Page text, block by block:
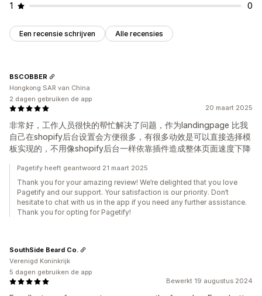
1
0
Een recensie schrijven Alle recensies
20 maart 2025
非常好，工作人员很快的帮忙解决了问题，作为landingpage 比我
自己在shopify后台设置会方便很多，有很多动效是可以直接选择模
板实现的，不用像shopify后台一样依靠插件造成整体页面速度下降
BSCOBBER
Hongkong SAR van China
2 dagen gebruiken de app
Pagetify heeft geantwoord 21 maart 2025
Thank you for your amazing review! We’re delighted that you love
Pagetify and our support. Your satisfaction is our priority. Don’t
hesitate to chat with us in the app if you need any further assistance.
Thank you for opting for Pagetify!
Bewerkt 19 augustus 2024
SouthSide Beard Co.
Verenigd Koninkrijk
5 dagen gebruiken de app